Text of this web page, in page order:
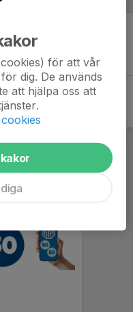
för att vår
dig. De används
att hjälpa oss att